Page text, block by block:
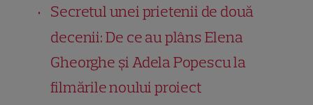
Secretul unei prietenii de două
decenii: De ce au plâns Elena
Gheorghe și Adela Popescu la
filmările noului proiect